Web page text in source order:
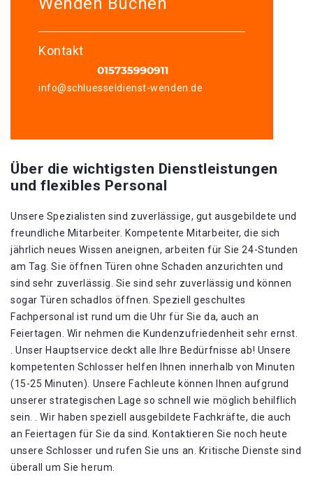
Kontakt
info@schluesseldienst-wenden.de
Über die wichtigsten Dienstleistungen
und flexibles Personal
Unsere Spezialisten sind zuverlässige, gut ausgebildete und
freundliche Mitarbeiter. Kompetente Mitarbeiter, die sich
jährlich neues Wissen aneignen, arbeiten für Sie 24-Stunden
am Tag. Sie öffnen Türen ohne Schaden anzurichten und
sind sehr zuverlässig. Sie sind sehr zuverlässig und können
sogar Türen schadlos öffnen. Speziell geschultes
Fachpersonal ist rund um die Uhr für Sie da, auch an
Feiertagen. Wir nehmen die Kundenzufriedenheit sehr ernst.
. Unser Hauptservice deckt alle Ihre Bedürfnisse ab! Unsere
kompetenten Schlosser helfen Ihnen innerhalb von Minuten
(15-25 Minuten). Unsere Fachleute können Ihnen aufgrund
unserer strategischen Lage so schnell wie möglich behilflich
sein. . Wir haben speziell ausgebildete Fachkräfte, die auch
an Feiertagen für Sie da sind. Kontaktieren Sie noch heute
unsere Schlosser und rufen Sie uns an. Kritische Dienste sind
überall um Sie herum.